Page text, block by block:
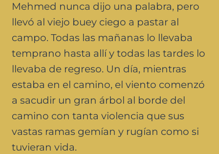
Mehmed nunca dijo una palabra, pero
llevó al viejo buey ciego a pastar al
campo. Todas las mañanas lo llevaba
temprano hasta allí y todas las tardes lo
llevaba de regreso. Un día, mientras
estaba en el camino, el viento comenzó
a sacudir un gran árbol al borde del
camino con tanta violencia que sus
vastas ramas gemían y rugían como si
tuvieran vida.